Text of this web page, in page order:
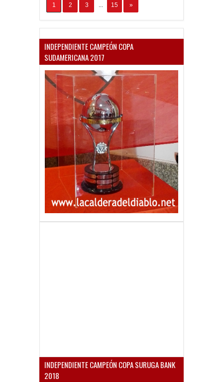
1 2 3 ... 15 »
INDEPENDIENTE CAMPEÓN COPA
SUDAMERICANA 2017
INDEPENDIENTE CAMPEÓN COPA SURUGA BANK
2018